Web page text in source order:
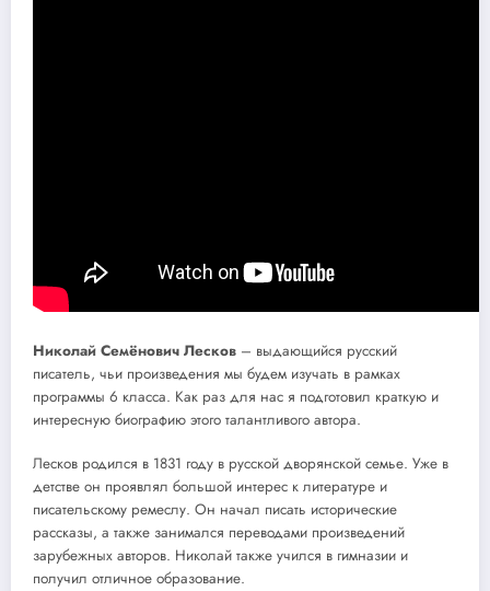
Николай Семёнович Лесков – выдающийся русский
писатель, чьи произведения мы будем изучать в рамках
программы 6 класса. Как раз для нас я подготовил краткую и
интересную биографию этого талантливого автора.
Лесков родился в 1831 году в русской дворянской семье. Уже в
детстве он проявлял большой интерес к литературе и
писательскому ремеслу. Он начал писать исторические
рассказы, а также занимался переводами произведений
зарубежных авторов. Николай также учился в гимназии и
получил отличное образование.